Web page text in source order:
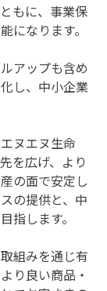
もに、事業保
になります。
アップも含め
し、中小企業
ヌエヌ生命
を広げ、より
の面で安定し
の提供と、中
指します。
組みを通じ有
り良い商品・